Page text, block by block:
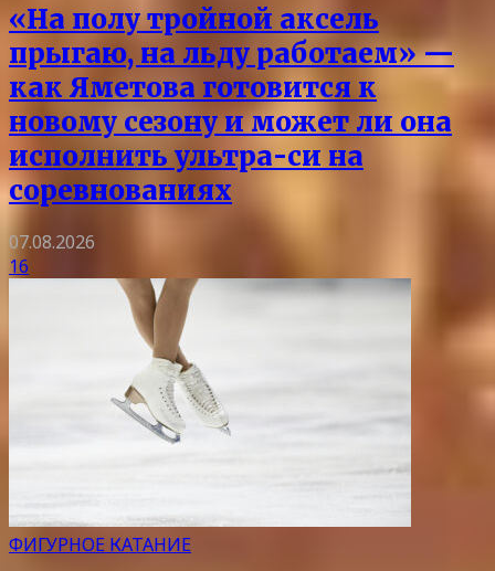
«На полу тройной аксель
прыгаю, на льду работаем» —
как Яметова готовится к
новому сезону и может ли она
исполнить ультра-си на
соревнованиях
07.08.2026
16
ФИГУРНОЕ КАТАНИЕ